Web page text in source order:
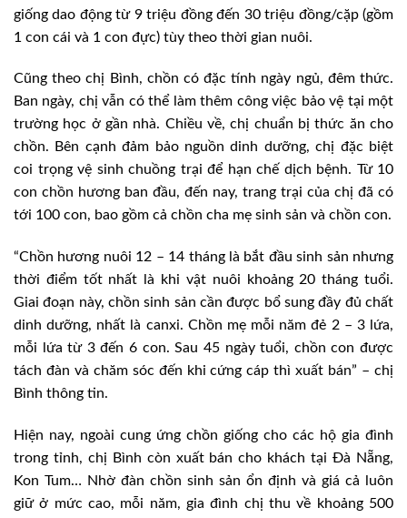
giống dao động từ 9 triệu đồng đến 30 triệu đồng/cặp (gồm
1 con cái và 1 con đực) tùy theo thời gian nuôi.
Cũng theo chị Bình, chồn có đặc tính ngày ngủ, đêm thức.
Ban ngày, chị vẫn có thể làm thêm công việc bảo vệ tại một
trường học ở gần nhà. Chiều về, chị chuẩn bị thức ăn cho
chồn. Bên cạnh đảm bảo nguồn dinh dưỡng, chị đặc biệt
coi trọng vệ sinh chuồng trại để hạn chế dịch bệnh. Từ 10
con chồn hương ban đầu, đến nay, trang trại của chị đã có
tới 100 con, bao gồm cả chồn cha mẹ sinh sản và chồn con.
“Chồn hương nuôi 12 – 14 tháng là bắt đầu sinh sản nhưng
thời điểm tốt nhất là khi vật nuôi khoảng 20 tháng tuổi.
Giai đoạn này, chồn sinh sản cần được bổ sung đầy đủ chất
dinh dưỡng, nhất là canxi. Chồn mẹ mỗi năm đẻ 2 – 3 lứa,
mỗi lứa từ 3 đến 6 con. Sau 45 ngày tuổi, chồn con được
tách đàn và chăm sóc đến khi cứng cáp thì xuất bán” – chị
Bình thông tin.
Hiện nay, ngoài cung ứng chồn giống cho các hộ gia đình
trong tỉnh, chị Bình còn xuất bán cho khách tại Đà Nẵng,
Kon Tum… Nhờ đàn chồn sinh sản ổn định và giá cả luôn
giữ ở mức cao, mỗi năm, gia đình chị thu về khoảng 500